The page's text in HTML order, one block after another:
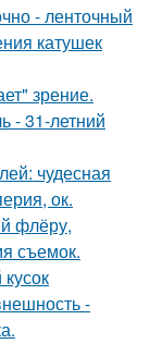
- ленточный
катушек
зрение.
- 31-летний
чудесная
ок.
флёру,
съемок.
-